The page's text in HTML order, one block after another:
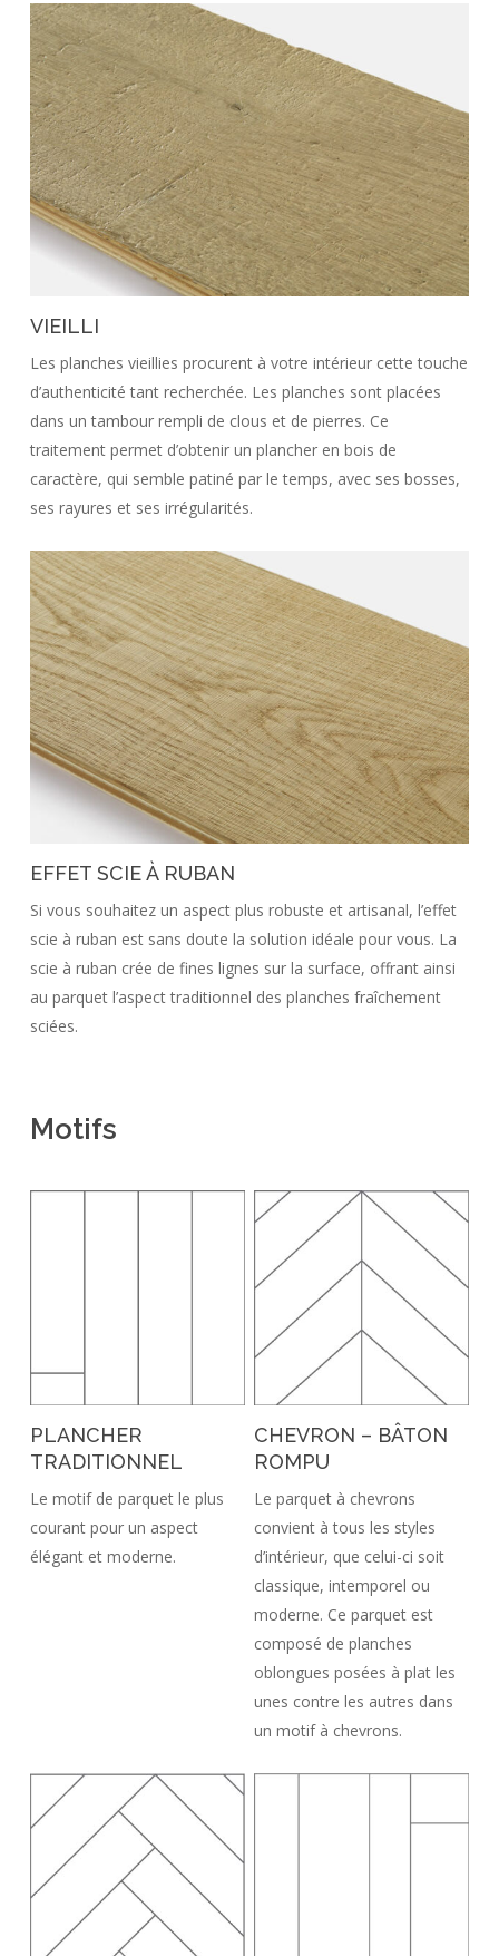
VIEILLI
Les planches vieillies procurent à votre intérieur cette touche
d’authenticité tant recherchée. Les planches sont placées
dans un tambour rempli de clous et de pierres. Ce
traitement permet d’obtenir un plancher en bois de
caractère, qui semble patiné par le temps, avec ses bosses,
ses rayures et ses irrégularités.
EFFET SCIE À RUBAN
Si vous souhaitez un aspect plus robuste et artisanal, l’effet
scie à ruban est sans doute la solution idéale pour vous. La
scie à ruban crée de fines lignes sur la surface, offrant ainsi
au parquet l’aspect traditionnel des planches fraîchement
sciées.
Motifs
PLANCHER
TRADITIONNEL
Le motif de parquet le plus
courant pour un aspect
élégant et moderne.
CHEVRON – BÂTON
ROMPU
Le parquet à chevrons
convient à tous les styles
d’intérieur, que celui-ci soit
classique, intemporel ou
moderne. Ce parquet est
composé de planches
oblongues posées à plat les
unes contre les autres dans
un motif à chevrons.